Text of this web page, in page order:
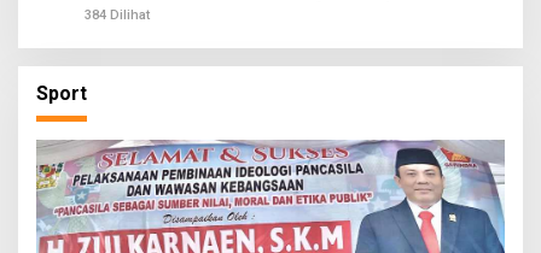
384 Dilihat
Sport